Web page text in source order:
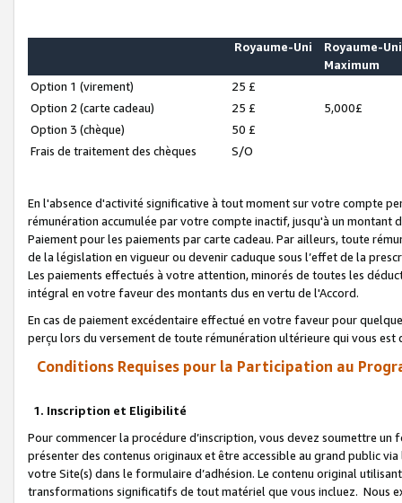
Royaume-Uni
Royaume-Uni
Maximum
Option 1 (virement)
25 £
Option 2 (carte cadeau)
25 £
5,000£
Option 3 (chèque)
50 £
Frais de traitement des chèques
S/O
En l'absence d'activité significative à tout moment sur votre compte
rémunération accumulée par votre compte inactif, jusqu'à un montant
Paiement pour les paiements par carte cadeau. Par ailleurs, toute
de la législation en vigueur ou devenir caduque sous l’effet de la
Les paiements effectués à votre attention, minorés de toutes les
intégral en votre faveur des montants dus en vertu de l'Accord.
En cas de paiement excédentaire effectué en votre faveur pour
perçu lors du versement de toute rémunération ultérieure qui vous est
Conditions Requises pour la Participation au
1. Inscription et Eligibilité
Pour commencer la procédure d’inscription, vous devez soumettre
présenter des contenus originaux et être accessible au grand public
votre Site(s) dans le formulaire d’adhésion. Le contenu original
transformations significatifs de tout matériel que vous incluez. Nous